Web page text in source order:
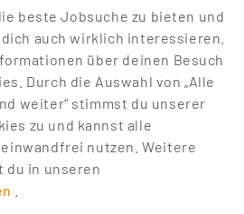
beste Jobsuche zu bieten und
auch wirklich interessieren.
über deinen Besuch
Durch die Auswahl von „Alle
weiter“ stimmst du unserer
zu und kannst alle
nutzen. Weitere
in unseren